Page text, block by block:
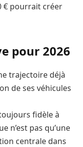
€ pourrait créer
pour 2026
trajectoire déjà
de ses véhicules
fidèle à
n’est pas qu’une
centrale dans